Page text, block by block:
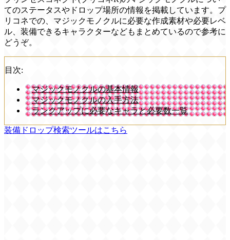
てのステータスやドロップ場所の情報を掲載しています。プ
リコネでの、マジックモノクルに必要な作成素材や必要レベ
ル、装備できるキャラクターなどもまとめているので参考に
どうぞ。
目次:
マジックモノクルの基本情報
マジックモノクルの入手方法
ランクアップに必要なキャラと必要数一覧
装備ドロップ検索ツールはこちら